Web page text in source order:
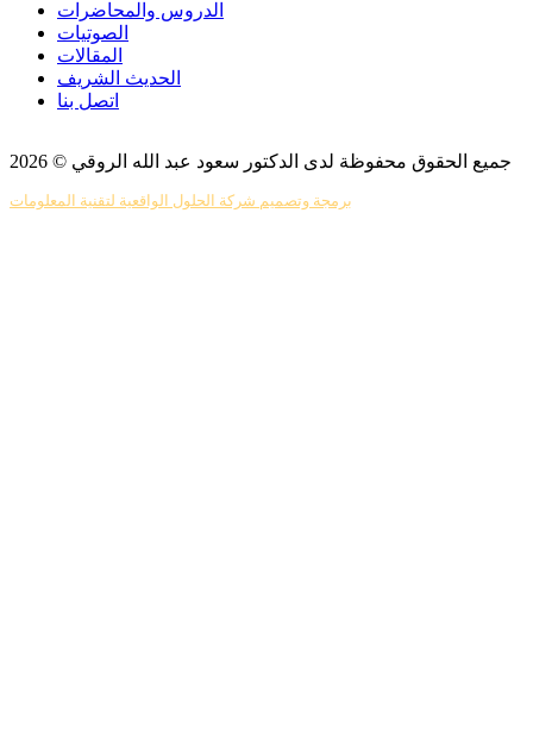
الدروس والمحاضرات
الصوتيات
المقالات
الحديث الشريف
اتصل بنا
جميع الحقوق محفوظة لدى الدكتور سعود عبد الله الروقي © 2026
برمجة وتصميم شركة الحلول الواقعية لتقنية المعلومات